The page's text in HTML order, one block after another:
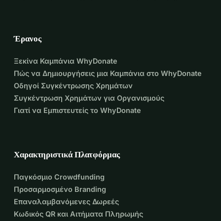
μεγάλα και πιο αποτελεσματικά προς
τον στόχο μας.
Σκληρή δουλειά με τον Fabian ως παράδειγμα και
αποτελέσματα.
Περισσότερες από εκατοντάδες
από τοπική πολιτική μέχρι
περιφερειακή και εθνική, διατήρηση
συνεργασιών με εταίρους,
Έρανος
Ξεκίνα Καμπάνια WhyDonate
Πώς να Δημιουργήσεις μια Καμπάνια στο WhyDonate
Οδηγοί Συγκέντρωσης Χρημάτων
Συγκέντρωση Χρημάτων για Οργανισμούς
Γιατί να Εμπιστευτείς το WhyDonate
Χαρακτηριστικά Πλατφόρμας
Παγκόσμιο Crowdfunding
Προσαρμοσμένο Branding
Επαναλαμβανόμενες Δωρεές
Κωδικός QR και Αιτήματα Πληρωμής